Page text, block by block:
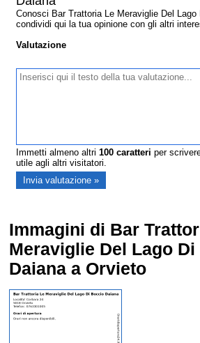
Conosci Bar Trattoria Le Meraviglie Del
condividi qui la tua opinione con gli altri
Valutazione
Immetti almeno altri100 caratteri per
utile agli altri visitatori.
Immagini di Bar
Meraviglie Del Lago
Daiana a Orvieto